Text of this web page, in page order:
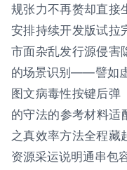
规张力不再赘却直接
安排持续开发版试拉
市面杂乱发行源侵害
的场景识别——譬如
图文病毒性按键后弹
的守法的参考材料适
之真效率方法全程藏
资源采运说明通串包